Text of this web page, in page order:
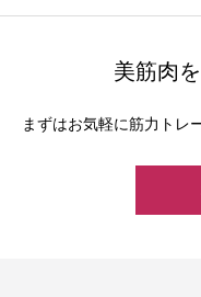
美筋肉
まずはお気軽に筋力トレ